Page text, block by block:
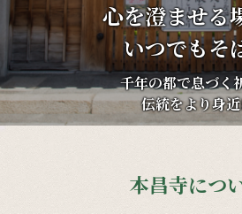
心を澄ませる
いつでもそ
千年の都で息づく
伝統をより身
本昌寺につ